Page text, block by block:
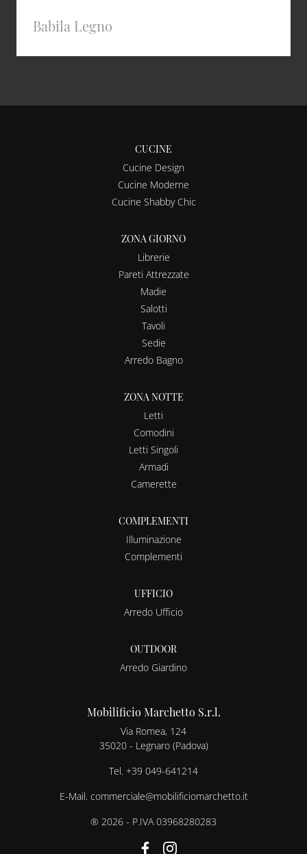
Babila Legno
CUCINE
Cucine Design
Cucine Moderne
Cucine Shabby Chic
ZONA GIORNO
Librerie
Pareti Attrezzate
Madie
Salotti
Tavoli
Sedie
Arredo Bagno
ZONA NOTTE
Letti
Comodini
Letti Singoli
Armadi
Camerette
COMPLEMENTI
Illuminazione
Complementi
UFFICIO
Arredo Ufficio
OUTDOOR
Arredo Giardino
Mobilificio Marchetto S.r.l.
Via Romea, 124
35020 - Legnaro (Padova)
Tel. +39 049-641214
E-Mail. commerciale@mobilificiomarchetto.it
® 2026 - P.IVA 03968280283